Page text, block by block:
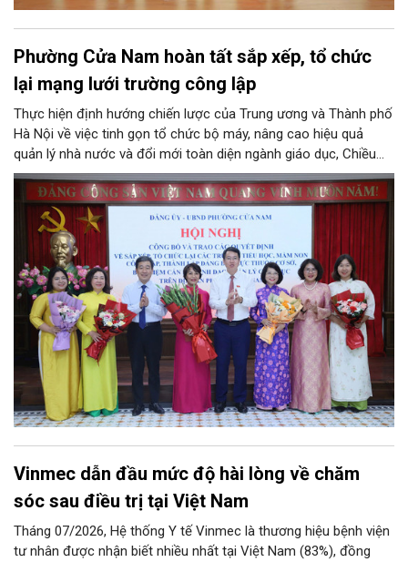
Phường Cửa Nam hoàn tất sắp xếp, tổ chức
lại mạng lưới trường công lập
Thực hiện định hướng chiến lược của Trung ương và Thành phố
Hà Nội về việc tinh gọn tổ chức bộ máy, nâng cao hiệu quả
quản lý nhà nước và đổi mới toàn diện ngành giáo dục, Chiều
4/8, Đảng ủy - UBND phường Cửa Nam tổ chức Hội nghị công
bố và trao quyết định về việc sắp xếp, tổ chức lại các trường
tiểu học, mầm non công lập, thành lập đảng bộ trực thuộc cơ
sở, bổ nhiệm cán bộ lãnh đạo quản lý giáo dục trên địa bàn
phường.
Vinmec dẫn đầu mức độ hài lòng về chăm
sóc sau điều trị tại Việt Nam
Tháng 07/2026, Hệ thống Y tế Vinmec là thương hiệu bệnh viện
tư nhân được nhận biết nhiều nhất tại Việt Nam (83%), đồng